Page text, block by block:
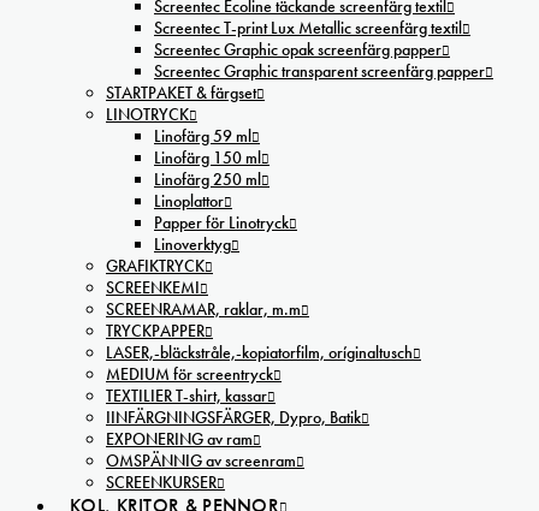
Screentec Ecoline täckande screenfärg textil
Screentec T-print Lux Metallic screenfärg textil
Screentec Graphic opak screenfärg papper
Screentec Graphic transparent screenfärg papper
STARTPAKET & färgset
LINOTRYCK
Linofärg 59 ml
Linofärg 150 ml
Linofärg 250 ml
Linoplattor
Papper för Linotryck
Linoverktyg
GRAFIKTRYCK
SCREENKEMI
SCREENRAMAR, raklar, m.m
TRYCKPAPPER
LASER,-bläckstråle,-kopiatorfilm, oríginaltusch
MEDIUM för screentryck
TEXTILIER T-shirt, kassar
IINFÄRGNINGSFÄRGER, Dypro, Batik
EXPONERING av ram
OMSPÄNNIG av screenram
SCREENKURSER
KOL, KRITOR & PENNOR